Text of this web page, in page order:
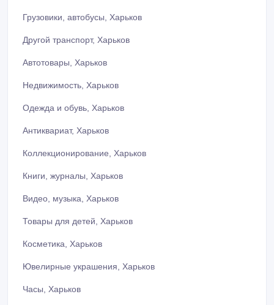
Грузовики, автобусы, Харьков
Другой транспорт, Харьков
Автотовары, Харьков
Недвижимость, Харьков
Одежда и обувь, Харьков
Антиквариат, Харьков
Коллекционирование, Харьков
Книги, журналы, Харьков
Видео, музыка, Харьков
Товары для детей, Харьков
Косметика, Харьков
Ювелирные украшения, Харьков
Часы, Харьков